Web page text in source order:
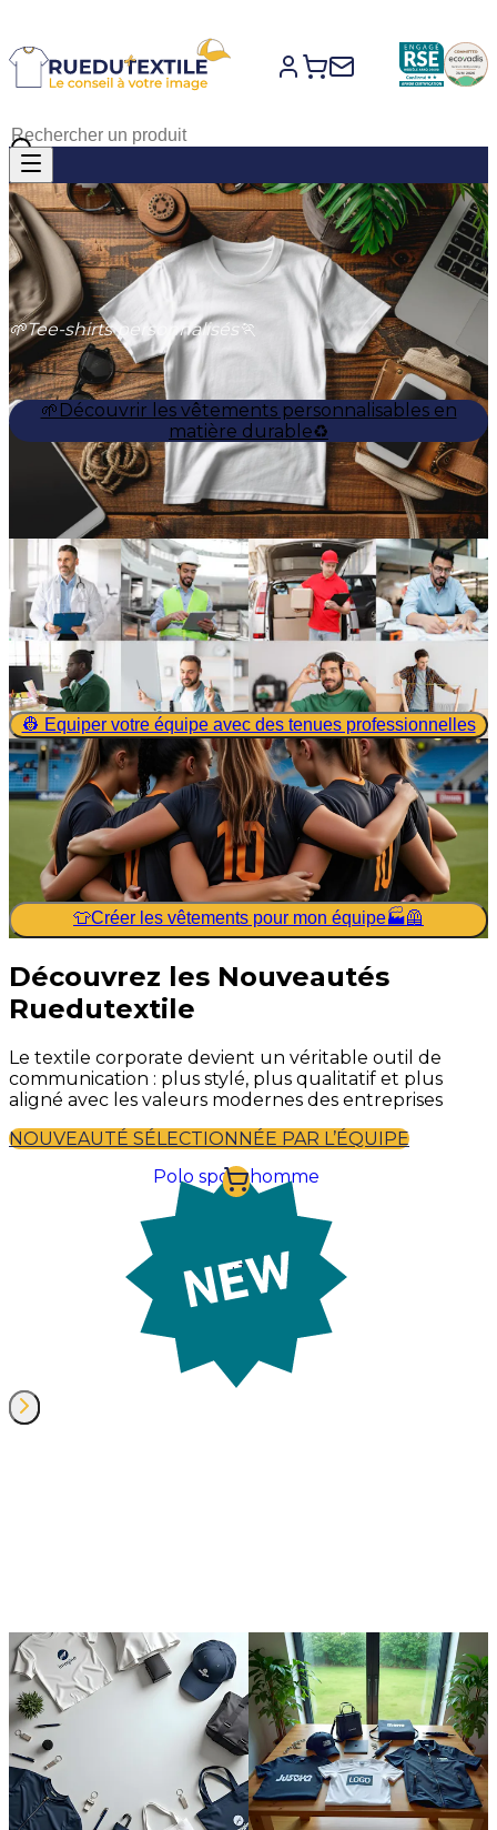
🌱Tee-shirts personnalisés🏃
🌱Découvrir les vêtements personnalisables en
matière durable♻️
👷 Equiper votre équipe avec des tenues professionnelles
👕Créer les vêtements pour mon équipe🏭🦺
Polo sport homme
+1
Découvrez les Nouveautés
Ruedutextile
Le textile corporate devient un véritable outil de
communication : plus stylé, plus qualitatif et plus
aligné avec les valeurs modernes des entreprises
NOUVEAUTÉ SÉLECTIONNÉE PAR L’ÉQUIPE